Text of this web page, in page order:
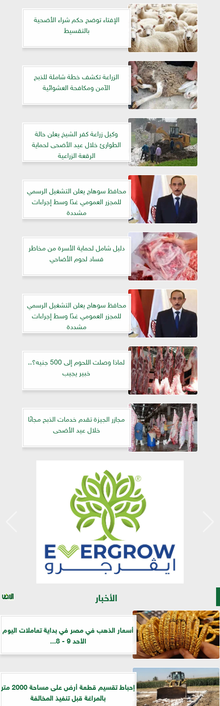
الإفتاء توضح حكم شراء الأضحية
بالتقسيط
الزراعة تكشف خطة شاملة للذبح
الآمن ومكافحة العشوائية
وكيل زراعة كفر الشيخ يعلن حالة
الطوارئ خلال عيد الأضحى لحماية
الرقعة الزراعية
محافظ سوهاج يعلن التشغيل الرسمي
للمجزر العمومي غدًا وسط إجراءات
مشددة
دليل شامل لحماية الأسرة من مخاطر
فساد لحوم الأضاحي
محافظ سوهاج يعلن التشغيل الرسمي
للمجزر العمومي غدًا وسط إجراءات
مشددة
لماذا وصلت اللحوم إلى 500 جنيه؟..
خبير يجيب
مجازر الجيزة تقدم خدمات الذبح مجانًا
خلال عيد الأضحى
الأخبار
أسعار الذهب في مصر في بداية تعاملات اليوم
الأحد 9 - 8...
إحباط تقسيم قطعة أرض على مساحة 2000 متر
بالمراغة قبل تنفيذ المخالفة